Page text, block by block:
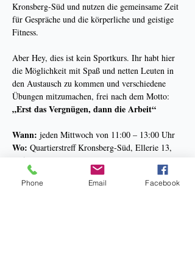
Kronsberg-Süd und nutzen die gemeinsame Zeit
für Gespräche und die körperliche und geistige
Fitness.
Aber Hey, dies ist kein Sportkurs. Ihr habt hier
die Möglichkeit mit Spaß und netten Leuten in
den Austausch zu kommen und verschiedene
Übungen mitzumachen, frei nach dem Motto:
„Erst das Vergnügen, dann die Arbeit“
Wann: jeden Mittwoch von 11:00 – 13:00 Uhr
Wo: Quartierstreff Kronsberg-Süd, Ellerie 13,
30539 Hannover (Haltestelle Messe-Ost Linie 6)
Kosten:
Anmeldung:
im Büro 0511-3008312 oder
Phone Email Facebook